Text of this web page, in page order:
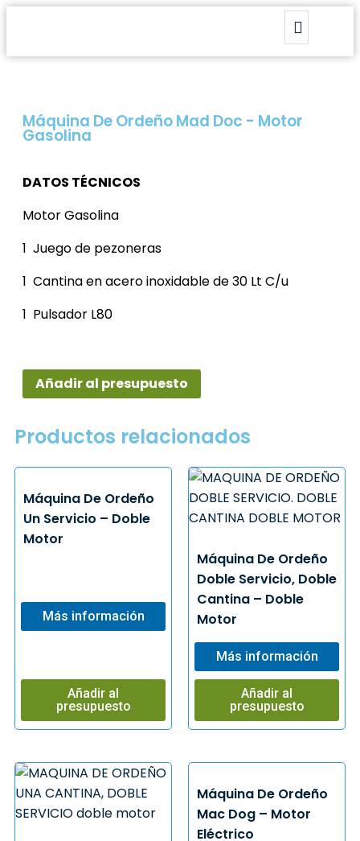
Máquina De Ordeño Mad Doc - Motor
Gasolina
DATOS TÉCNICOS
Motor Gasolina
1 Juego de pezoneras
1 Cantina en acero inoxidable de 30 Lt C/u
1 Pulsador L80
Añadir al presupuesto
Productos relacionados
Máquina De Ordeño
Un Servicio – Doble
Motor
Más información
Añadir al
presupuesto
Máquina De Ordeño
Doble Servicio, Doble
Cantina – Doble
Motor
Más información
Añadir al
presupuesto
Máquina De Ordeño
Mac Dog – Motor
Eléctrico